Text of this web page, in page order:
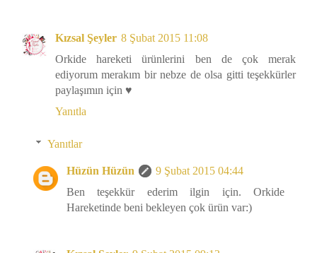
Kızsal Şeyler 8 Şubat 2015 11:08
Orkide hareketi ürünlerini ben de çok merak
ediyorum merakım bir nebze de olsa gitti teşekkürler
paylaşımın için ♥
Yanıtla
Yanıtlar
Hüzün Hüzün
9 Şubat 2015 04:44
Ben teşekkür ederim ilgin için. Orkide
Hareketinde beni bekleyen çok ürün var:)